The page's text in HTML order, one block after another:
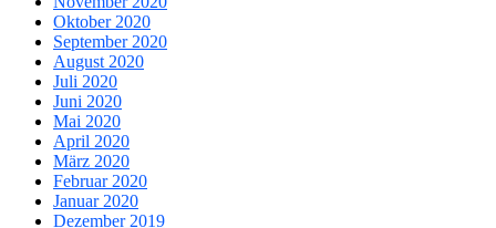
Oktober 2020
September 2020
August 2020
Juli 2020
Juni 2020
Mai 2020
April 2020
März 2020
Februar 2020
Januar 2020
Dezember 2019